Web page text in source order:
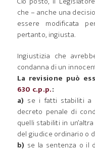
che – anche una
essere modificata
pertanto, ingiusta.
Ingiustizia che
condanna di un
La revisione può
630 c.p.p.:
a) se i fatti stabiliti a
decreto penale di
quelli stabiliti in
del giudice ordinario o
b) se la sentenza o il